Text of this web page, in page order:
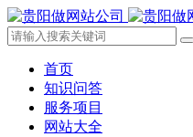
首页
知识问答
服务项目
网站大全